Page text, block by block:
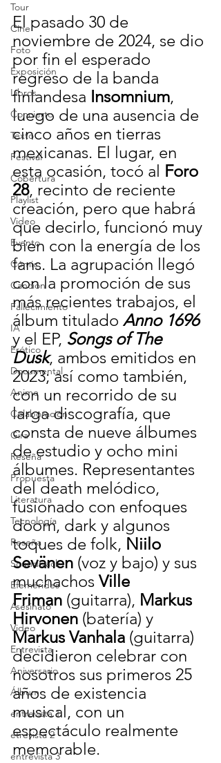
Tour
Cine
Foto
Exposición
Libros
Concierto
Texto
Festival
Cobertura
Playlist
Video
Evento
Cómic
Canción
Fallecimiento
IA
Erótico
Documental
Anime
Colaboración
Gira
Reseña
Propuesta
Literatura
Tecnología
Reseña
Soundtrack
Efemérides
Asesinato
Video
Entrevista
Aniversario
Álbum
entrevista 1
etrevista 2
entrevista 3
El pasado 30 de
noviembre de 2024, se dio
por fin el esperado
regreso de la banda
finlandesa Insomnium,
luego de una ausencia de
cinco años en tierras
mexicanas. El lugar, en
esta ocasión, tocó al Foro
28, recinto de reciente
creación, pero que habrá
que decirlo, funcionó muy
bien con la energía de los
fans. La agrupación llegó
con la promoción de sus
más recientes trabajos, el
álbum titulado Anno 1696
y el EP, Songs of The
Dusk, ambos emitidos en
2023; así como también,
con un recorrido de su
larga discografía, que
consta de nueve álbumes
de estudio y ocho mini
álbumes. Representantes
del death melódico,
fusionado con enfoques
doom, dark y algunos
toques de folk, Niilo
Sevänen (voz y bajo) y sus
muchachos Ville
Friman (guitarra), Markus
Hirvonen (batería) y
Markus Vanhala (guitarra)
decidieron celebrar con
nosotros sus primeros 25
años de existencia
musical, con un
espectáculo realmente
memorable.